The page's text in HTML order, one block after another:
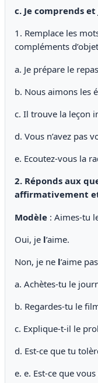
c. Je comprends
1. Remplace les
compléments d’objet
a. Je prépare le repas
b. Nous aimons les
c. Il trouve la leçon
d. Vous n’avez pas
e. Ecoutez-vous la
2. Réponds aux
affirmativement
Modèle : Aimes-tu
Oui, je l’aime.
Non, je ne l’aime
a. Achètes-tu le
b. Regardes-tu le
c. Explique-t-il le
d. Est-ce que tu
e. e. Est-ce que